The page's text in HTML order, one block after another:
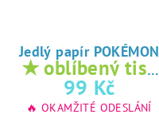
Jedlý papír POKÉMON
★ oblíbený tisk
na jedlý papír
99 Kč
🔥 OKAMŽITÉ ODESLÁNÍ